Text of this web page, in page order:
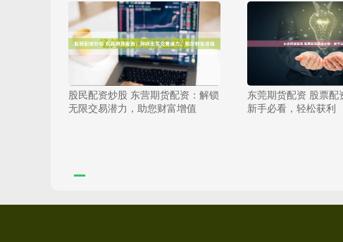
股民配资炒股 东营期货配资：解锁
无限交易潜力，助您财富增值
东莞期货配资 股票配
新手必看，轻松获利